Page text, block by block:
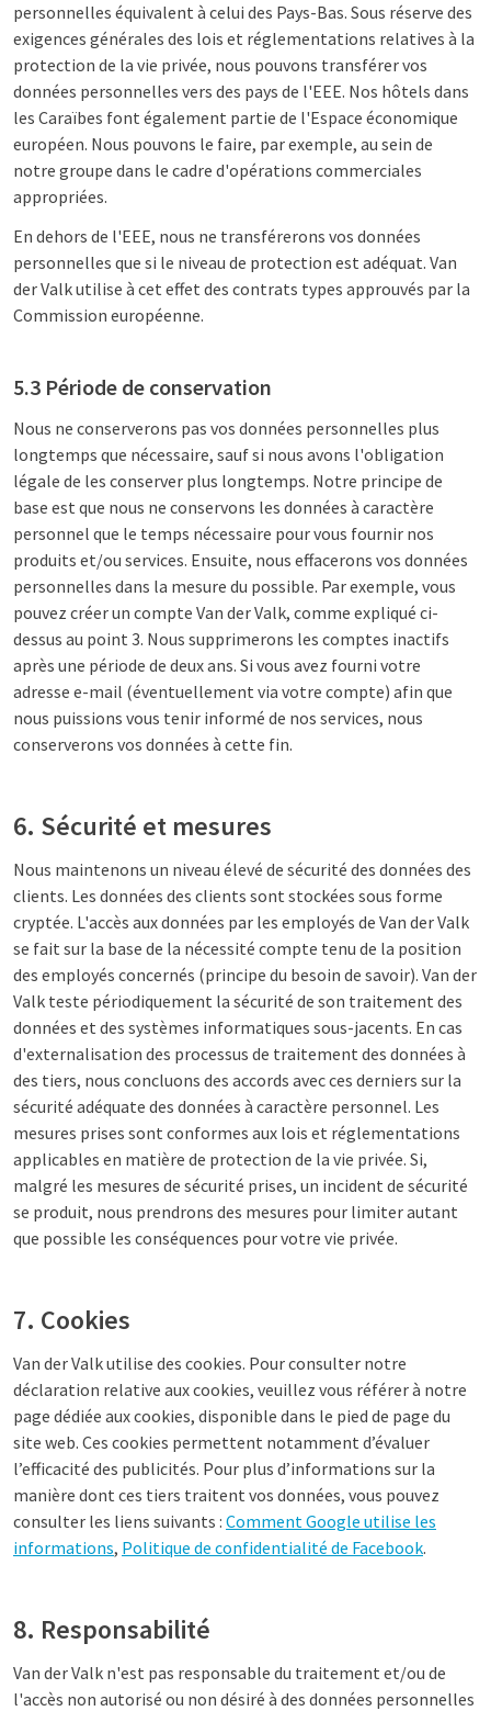
personnelles équivalent à celui des Pays-Bas. Sous réserve des
exigences générales des lois et réglementations relatives à la
protection de la vie privée, nous pouvons transférer vos
données personnelles vers des pays de l'EEE. Nos hôtels dans
les Caraïbes font également partie de l'Espace économique
européen. Nous pouvons le faire, par exemple, au sein de
notre groupe dans le cadre d'opérations commerciales
appropriées.
En dehors de l'EEE, nous ne transférerons vos données
personnelles que si le niveau de protection est adéquat. Van
der Valk utilise à cet effet des contrats types approuvés par la
Commission européenne.
5.3 Période de conservation
Nous ne conserverons pas vos données personnelles plus
longtemps que nécessaire, sauf si nous avons l'obligation
légale de les conserver plus longtemps. Notre principe de
base est que nous ne conservons les données à caractère
personnel que le temps nécessaire pour vous fournir nos
produits et/ou services. Ensuite, nous effacerons vos données
personnelles dans la mesure du possible. Par exemple, vous
pouvez créer un compte Van der Valk, comme expliqué ci-
dessus au point 3. Nous supprimerons les comptes inactifs
après une période de deux ans. Si vous avez fourni votre
adresse e-mail (éventuellement via votre compte) afin que
nous puissions vous tenir informé de nos services, nous
conserverons vos données à cette fin.
6. Sécurité et mesures
Nous maintenons un niveau élevé de sécurité des données des
clients. Les données des clients sont stockées sous forme
cryptée. L'accès aux données par les employés de Van der Valk
se fait sur la base de la nécessité compte tenu de la position
des employés concernés (principe du besoin de savoir). Van der
Valk teste périodiquement la sécurité de son traitement des
données et des systèmes informatiques sous-jacents. En cas
d'externalisation des processus de traitement des données à
des tiers, nous concluons des accords avec ces derniers sur la
sécurité adéquate des données à caractère personnel. Les
mesures prises sont conformes aux lois et réglementations
applicables en matière de protection de la vie privée. Si,
malgré les mesures de sécurité prises, un incident de sécurité
se produit, nous prendrons des mesures pour limiter autant
que possible les conséquences pour votre vie privée.
7. Cookies
Van der Valk utilise des cookies. Pour consulter notre
déclaration relative aux cookies, veuillez vous référer à notre
page dédiée aux cookies, disponible dans le pied de page du
site web. Ces cookies permettent notamment d’évaluer
l’efficacité des publicités. Pour plus d’informations sur la
manière dont ces tiers traitent vos données, vous pouvez
consulter les liens suivants : Comment Google utilise les
informations, Politique de confidentialité de Facebook.
8. Responsabilité
Van der Valk n'est pas responsable du traitement et/ou de
l'accès non autorisé ou non désiré à des données personnelles